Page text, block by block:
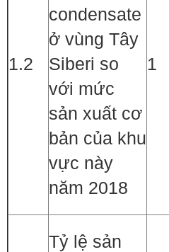
1.2
condensate
ở vùng Tây
Siberi so
với mức
sản xuất cơ
bản của khu
vực này
năm 2018
1
Tỷ lệ sản